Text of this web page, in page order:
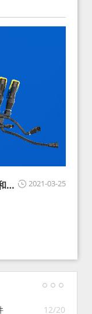
2021-03-25
展
12/20